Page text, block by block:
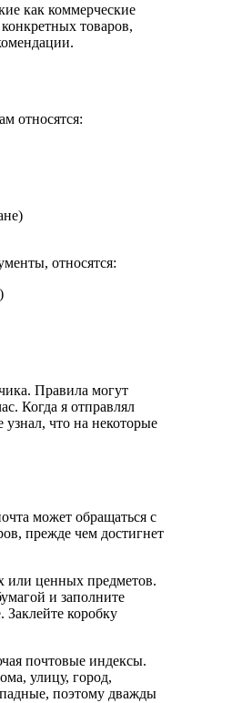
как коммерческие
товаров,
относятся:
относятся:
Правила могут
Когда я отправлял
что на некоторые
может обращаться с
прежде чем достигнет
или ценных предметов.
и заполните
коробку
почтовые индексы.
улицу, город,
поэтому дважды